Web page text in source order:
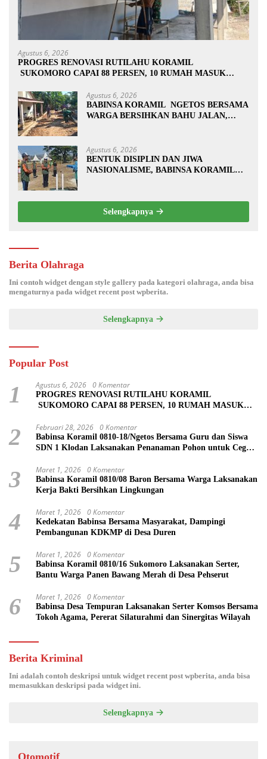
Agustus 6, 2026
PROGRES RENOVASI RUTILAHU KORAMIL
SUKOMORO CAPAI 88 PERSEN, 10 RUMAH MASUK
Agustus 6, 2026
BABINSA KORAMIL NGETOS BERSAMA
WARGA BERSIHKAN BAHU JALAN,
Agustus 6, 2026
BENTUK DISIPLIN DAN JIWA
NASIONALISME, BABINSA KORAMIL
Selengkapnya
Berita Olahraga
Ini contoh widget dengan style gallery pada kategori olahraga, anda bisa
mengaturnya pada widget recent post wpberita.
Selengkapnya
Popular Post
1 Agustus 6, 2026 0 Komentar
PROGRES RENOVASI RUTILAHU KORAMIL
SUKOMORO CAPAI 88 PERSEN, 10 RUMAH MASUK
2 Februari 28, 2026 0 Komentar
Babinsa Koramil 0810-18/Ngetos Bersama Guru dan Siswa
SDN 1 Klodan Laksanakan Penanaman Pohon untuk Cegah
3 Maret 1, 2026 0 Komentar
Babinsa Koramil 0810/08 Baron Bersama Warga Laksanakan
Kerja Bakti Bersihkan Lingkungan
4 Maret 1, 2026 0 Komentar
Kedekatan Babinsa Bersama Masyarakat, Dampingi
Pembangunan KDKMP di Desa Duren
5 Maret 1, 2026 0 Komentar
Babinsa Koramil 0810/16 Sukomoro Laksanakan Serter,
Bantu Warga Panen Bawang Merah di Desa Pehserut
6 Maret 1, 2026 0 Komentar
Babinsa Desa Tempuran Laksanakan Serter Komsos Bersama
Tokoh Agama, Pererat Silaturahmi dan Sinergitas Wilayah
Berita Kriminal
Ini adalah contoh deskripsi untuk widget recent post wpberita, anda bisa
memasukkan deskripsi pada widget ini.
Selengkapnya